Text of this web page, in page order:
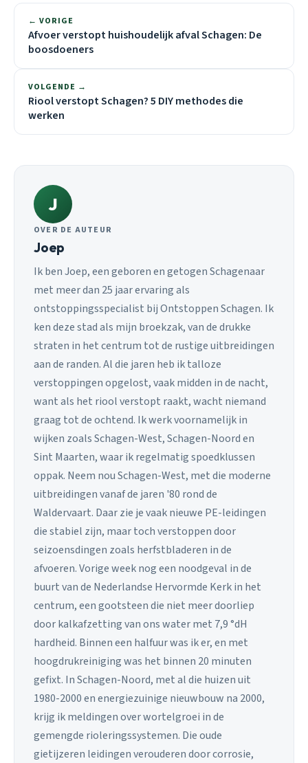
← VORIGE
Afvoer verstopt huishoudelijk afval Schagen: De
boosdoeners
VOLGENDE →
Riool verstopt Schagen? 5 DIY methodes die
werken
J
OVER DE AUTEUR
Joep
Ik ben Joep, een geboren en getogen Schagenaar
met meer dan 25 jaar ervaring als
ontstoppingsspecialist bij Ontstoppen Schagen. Ik
ken deze stad als mijn broekzak, van de drukke
straten in het centrum tot de rustige uitbreidingen
aan de randen. Al die jaren heb ik talloze
verstoppingen opgelost, vaak midden in de nacht,
want als het riool verstopt raakt, wacht niemand
graag tot de ochtend. Ik werk voornamelijk in
wijken zoals Schagen-West, Schagen-Noord en
Sint Maarten, waar ik regelmatig spoedklussen
oppak. Neem nou Schagen-West, met die moderne
uitbreidingen vanaf de jaren '80 rond de
Waldervaart. Daar zie je vaak nieuwe PE-leidingen
die stabiel zijn, maar toch verstoppen door
seizoensdingen zoals herfstbladeren in de
afvoeren. Vorige week nog een noodgeval in de
buurt van de Nederlandse Hervormde Kerk in het
centrum, een gootsteen die niet meer doorliep
door kalkafzetting van ons water met 7,9 °dH
hardheid. Binnen een halfuur was ik er, en met
hoogdrukreiniging was het binnen 20 minuten
gefixt. In Schagen-Noord, met al die huizen uit
1980-2000 en energiezuinige nieuwbouw na 2000,
krijg ik meldingen over wortelgroei in de
gemengde rioleringssystemen. Die oude
gietijzeren leidingen verouderen door corrosie,